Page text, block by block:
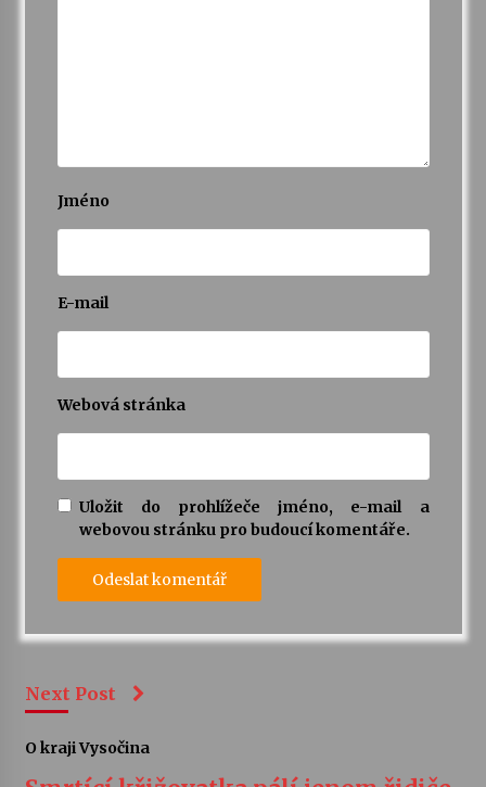
Jméno
E-mail
Webová stránka
Uložit do prohlížeče jméno, e-mail a
webovou stránku pro budoucí komentáře.
Next Post
O kraji Vysočina